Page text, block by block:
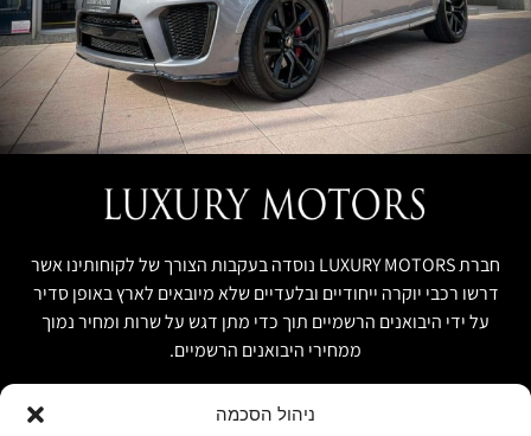
ניהול הסכמה
חברת LUXURY MOTORS נוסדה בעקבות הצורך של לקוחותינו אשר
דרשו רכבי יוקרה ייחודיים ובלעדיים שלא מיובאים לארץ באופן סדיר
על ידי היבואנים הרשמיים תוך כדי מתן דגש על שרות ומחיר נמוך
ממחירי היבואנים הרשמיים.